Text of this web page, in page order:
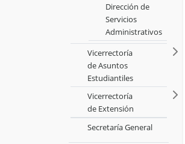
Dirección de
Servicios
Administrativos
Vicerrectoría
de Asuntos
Estudiantiles
Vicerrectoría
de Extensión
Secretaría General